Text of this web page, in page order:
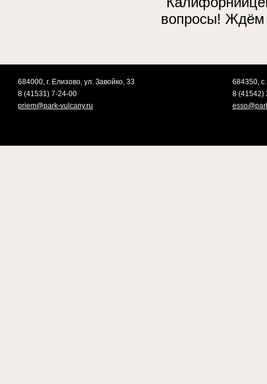
вопросы!
684000, г. Елизово, ул. Завойко, 33
8 (41531) 7-24-00
priem@park-vulcany.ru
684350,
8 (41542)